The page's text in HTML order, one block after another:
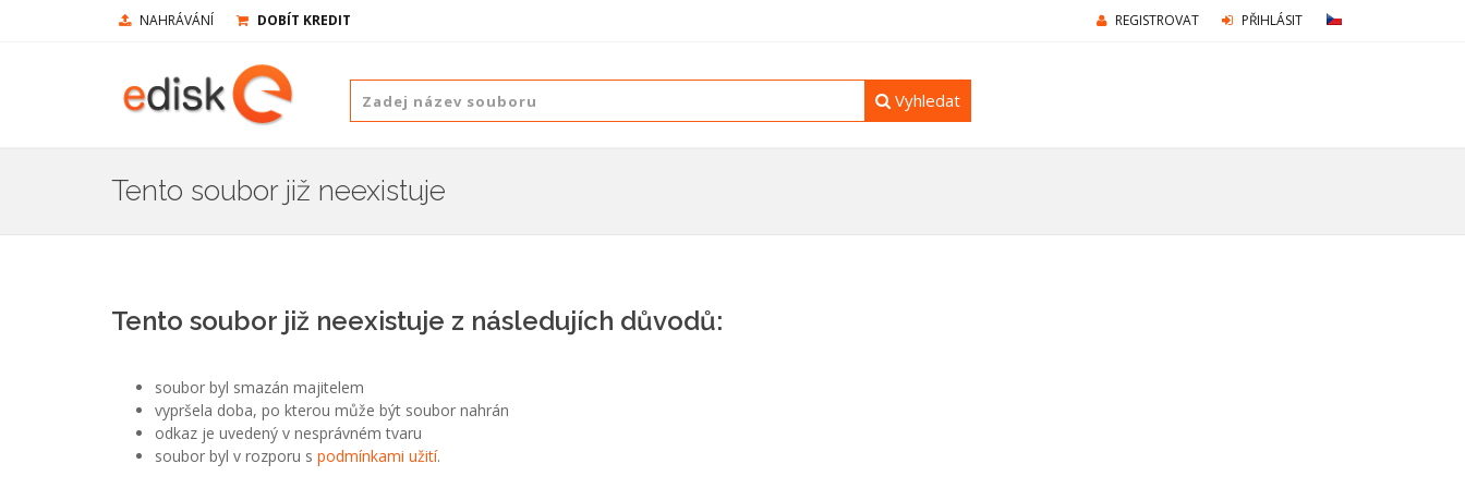
REGISTROVAT PŘIHLÁSIT
NAHRÁVÁNÍ DOBÍT KREDIT
Vyhledat
Tento soubor již neexistuje
Tento soubor již neexistuje z následujích důvodů:
soubor byl smazán majitelem
vypršela doba, po kterou může být soubor nahrán
odkaz je uvedený v nesprávném tvaru
soubor byl v rozporu s podmínkami užití.